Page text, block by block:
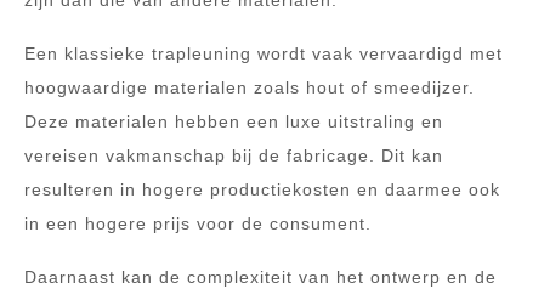
Een klassieke trapleuning wordt vaak vervaardigd met
hoogwaardige materialen zoals hout of smeedijzer.
Deze materialen hebben een luxe uitstraling en
vereisen vakmanschap bij de fabricage. Dit kan
resulteren in hogere productiekosten en daarmee ook
in een hogere prijs voor de consument.
Daarnaast kan de complexiteit van het ontwerp en de